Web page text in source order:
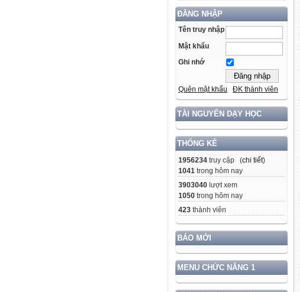
ĐĂNG NHẬP
Tên truy nhập
Mật khẩu
Ghi nhớ
Quên mật khẩu ĐK thành viên
TÀI NGUYÊN DẠY HỌC
THỐNG KÊ
1956234 truy cập (chi tiết)
1041 trong hôm nay
3903040 lượt xem
1050 trong hôm nay
423 thành viên
BÁO MỚI
MENU CHỨC NĂNG 1